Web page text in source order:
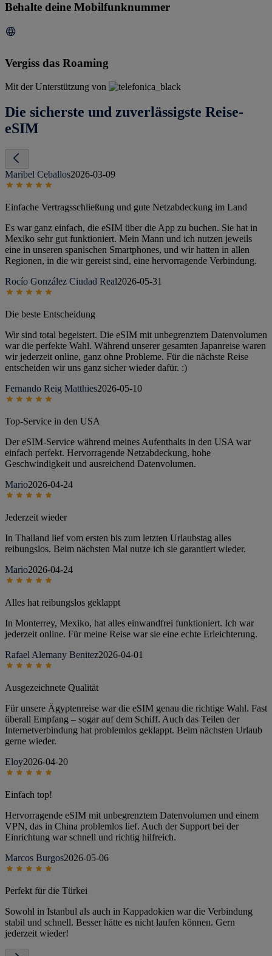
Behalte deine Mobilfunknummer
Vergiss das Roaming
Mit der Unterstützung von
Die sicherste und zuverlässigste Reise-
eSIM
Maribel Ceballos2026-03-09
Einfache Vertragsschließung und gute Netzabdeckung im Land
Es war ganz einfach, die eSIM über die App zu buchen. Sie hat in
Mexiko sehr gut funktioniert. Mein Mann und ich nutzen jeweils
eine in unseren spanischen Smartphones, und wir hatten in allen
Regionen, in die wir gereist sind, eine hervorragende Verbindung.
Rocío González Ciudad Real2026-05-31
Die beste Entscheidung
Wir sind total begeistert. Die eSIM mit unbegrenztem Datenvolumen
war die perfekte Wahl. Während unserer gesamten Japanreise waren
wir jederzeit online, ganz ohne Probleme. Für die nächste Reise
entscheiden wir uns ganz sicher wieder dafür. :)
Fernando Reig Matthies2026-05-10
Top-Service in den USA
Der eSIM-Service während meines Aufenthalts in den USA war
einfach perfekt. Hervorragende Netzabdeckung, hohe
Geschwindigkeit und ausreichend Datenvolumen.
Mario2026-04-24
Jederzeit wieder
In Thailand lief vom ersten bis zum letzten Urlaubstag alles
reibungslos. Beim nächsten Mal nutze ich sie garantiert wieder.
Mario2026-04-24
Alles hat reibungslos geklappt
In Monterrey, Mexiko, hat alles einwandfrei funktioniert. Ich war
jederzeit online. Für meine Reise war sie eine echte Erleichterung.
Rafael Alemany Benitez2026-04-01
Ausgezeichnete Qualität
Für unsere Ägyptenreise war die eSIM genau die richtige Wahl. Fast
überall Empfang – sogar auf dem Schiff. Auch das Teilen der
Internetverbindung hat problemlos geklappt. Beim nächsten Urlaub
gerne wieder.
Eloy2026-04-20
Einfach top!
Hervorragende eSIM mit unbegrenztem Datenvolumen und einem
VPN, das in China problemlos lief. Auch der Support bei der
Einrichtung war schnell und richtig hilfreich.
Marcos Burgos2026-05-06
Perfekt für die Türkei
Sowohl in Istanbul als auch in Kappadokien war die Verbindung
stabil und schnell. Besser hätte es nicht laufen können. Gern
jederzeit wieder!